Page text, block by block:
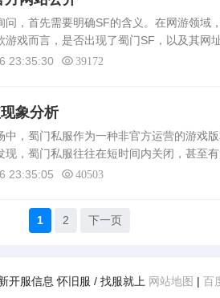
问，首先需要明确SF的含义。在网游领域
戏而言，是否出现了蜀门SF，以及其网
蜀门SF的存在是有的，但具体的网址信
23:35:30 39172
象分析
蜀门私服作为一种非官方运营的游戏版
，蜀门私服往往在短时间内关闭，甚至
原因。运营成本与收益问题蜀门私服往
23:35:05 40503
1 2 下一页
开服信息 怀旧服 / 找服就上 网站地图 | 百